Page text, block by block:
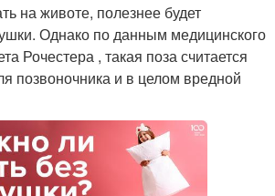
на животе, полезнее будет
Однако по данным медицинского
Рочестера , такая поза считается
позвоночника и в целом вредной